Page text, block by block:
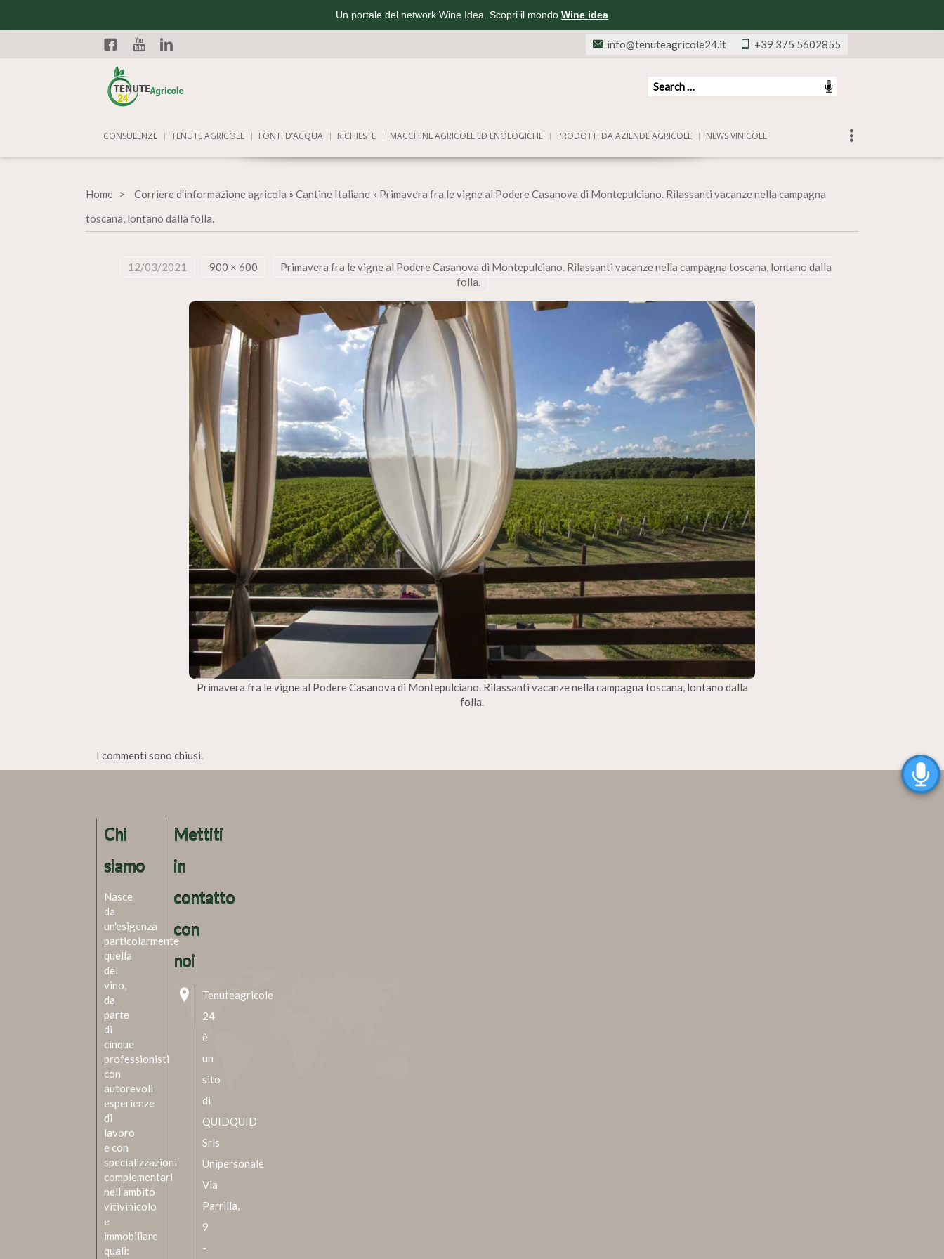
Un portale del network Wine Idea. Scopri il mondo Wine idea
Facebook
+39 375 5602855
info@tenuteagricole24.it
CONSULENZE TENUTE AGRICOLE FONTI D’ACQUA RICHIESTE MACCHINE AGRICOLE ED ENOLOGICHE PRODOTTI DA AZIENDE AGRICOLE NEWS VINICOLE
Home Corriere d'informazione agricola » Cantine Italiane » Primavera fra le vigne al Podere Casanova di Montepulciano. Rilassanti vacanze nella campagna
toscana, lontano dalla folla.
12/03/2021 900 × 600
Primavera fra le vigne al Podere Casanova di Montepulciano. Rilassanti vacanze nella campagna toscana, lontano dalla
folla.
Primavera fra le vigne al Podere Casanova di Montepulciano. Rilassanti vacanze nella campagna toscana, lontano dalla
folla.
I commenti sono chiusi.
Chi
siamo
Nasce
da
un'esigenza
particolarmente
quella
del
vino,
da
parte
di
cinque
professionisti
con
autorevoli
esperienze
di
lavoro
e con
specializzazioni
complementari
nell'ambito
vitivinicolo
e
immobiliare
quali:
Mettiti
in
contatto
con
noi
Tenuteagricole
24
è
un
sito
di
QUIDQUID
Srls
Unipersonale
Via
Parrilla,
9
-